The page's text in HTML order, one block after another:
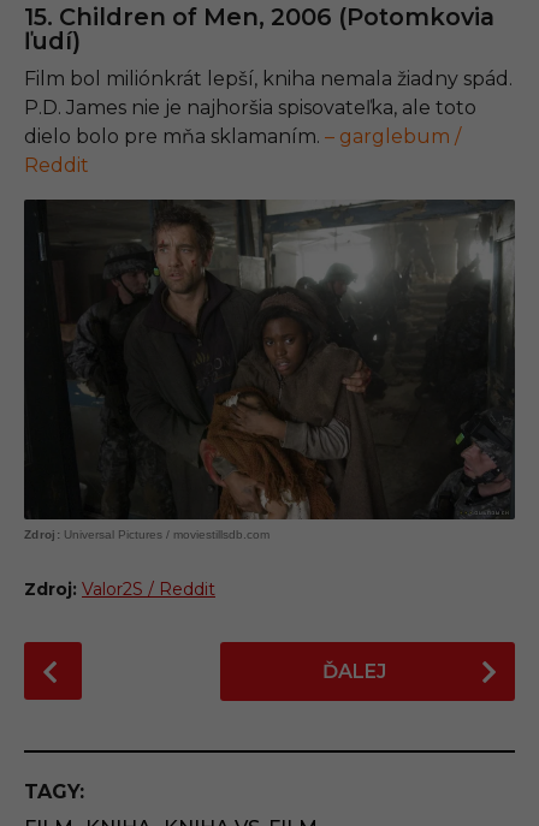
15. Children of Men, 2006 (Potomkovia
ľudí)
Film bol miliónkrát lepší, kniha nemala žiadny spád.
P.D. James nie je najhoršia spisovateľka, ale toto
dielo bolo pre mňa sklamaním. – garglebum /
Reddit
Universal Pictures / moviestillsdb.com
Zdroj: Valor2S / Reddit
o
t
P
a
ĎALEJ
TAGY: